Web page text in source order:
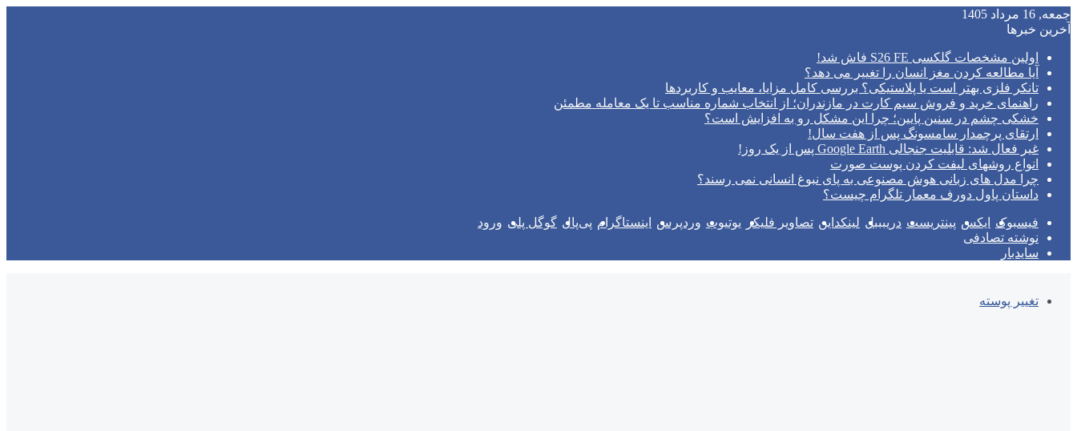
جمعه, 16 مرداد 1405
آخرین خبرها
اولین مشخصات گلکسی S26 FE فاش شد!
آیا مطالعه کردن مغز انسان را تغییر می‌ دهد؟
تانکر فلزی بهتر است یا پلاستیکی؟ بررسی کامل مزایا، معایب و کاربردها
راهنمای خرید و فروش سیم کارت در مازندران؛ از انتخاب شماره مناسب تا یک معامله مطمئن
خشکی چشم در سنین پایین؛ چرا این مشکل رو به افزایش است؟
ارتقای پرچمدار سامسونگ پس از هفت سال!
غیر فعال شد: قابلیت جنجالی Google Earth پس از یک روز!
انواع روشهای لیفت کردن پوست صورت
چرا مدل‌ های زبانی هوش مصنوعی به پای نبوغ انسانی نمی‌ رسند؟
داستان پاول دورف معمار تلگرام چیست؟
فیسبوک ایکس پینتریست دریبببل لینکداین تصاویر فلیکر یوتیوب وردپرس اینستاگرام پی‌پال گوگل پلی ورود
نوشته تصادفی
سایدبار
تغییر پوسته